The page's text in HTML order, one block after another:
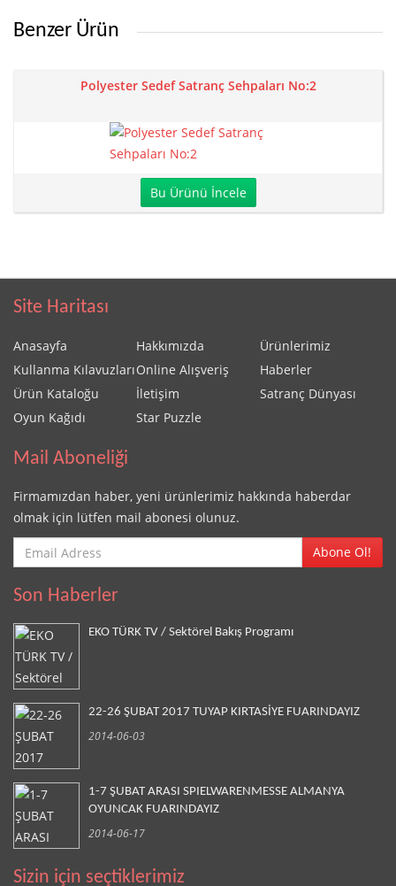
Benzer Ürün
Polyester Sedef Satranç Sehpaları No:2
Bu Ürünü İncele
Site Haritası
Anasayfa Hakkımızda
Ürünlerimiz
Kullanma KılavuzlarıOnline Alışveriş
Haberler
Ürün Kataloğu
İletişim
Satranç Dünyası
Oyun Kağıdı
Star Puzzle
Mail Aboneliği
Firmamızdan haber, yeni ürünlerimiz hakkında haberdar
olmak için lütfen mail abonesi olunuz.
Abone Ol!
Son Haberler
EKO TÜRK TV / Sektörel Bakış Programı
22-26 ŞUBAT 2017 TUYAP KIRTASİYE FUARINDAYIZ
2014-06-03
1-7 ŞUBAT ARASI SPIELWARENMESSE ALMANYA
OYUNCAK FUARINDAYIZ
2014-06-17
Sizin için seçtiklerimiz